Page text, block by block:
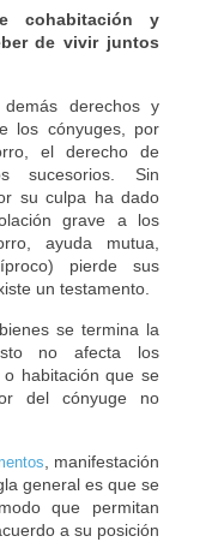
cohabitación y
de vivir juntos
derechos y
los cónyuges, por
el derecho de
sucesorios. Sin
su culpa ha dado
grave a los
ayuda mutua,
pierde sus
un testamento.
se termina la
no afecta los
habitación que se
del cónyuge no
, manifestación
general es que se
que permitan
a su posición